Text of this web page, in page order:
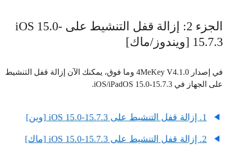
الجزء 2: إزالة قفل التنشيط على iOS 15.0-
15.7.3 [ويندوز/ماك]
في إصدار 4MeKey V4.1.0 وما فوق، يمكنك الآن إزالة قفل التنشيط
على الجهاز في iOS/iPadOS 15.0-15.7.3.
1. إزالة قفل التنشيط على iOS 15.0-15.7.3 [وين]
2. إزالة قفل التنشيط على iOS 15.0-15.7.3 [ماك]